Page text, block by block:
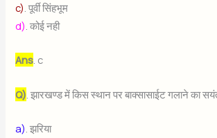
c) . पूर्वी सिंहभूम
d) . कोई नही
Ans. c
Q) . झारखण्ड में किस स्थान पर बाक्सासाईट गलाने का
a) . झरिया